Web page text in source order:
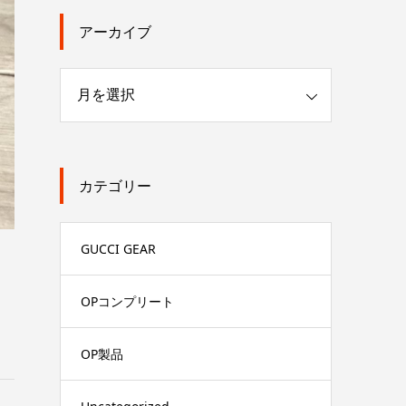
アーカイブ
カテゴリー
GUCCI GEAR
OPコンプリート
OP製品